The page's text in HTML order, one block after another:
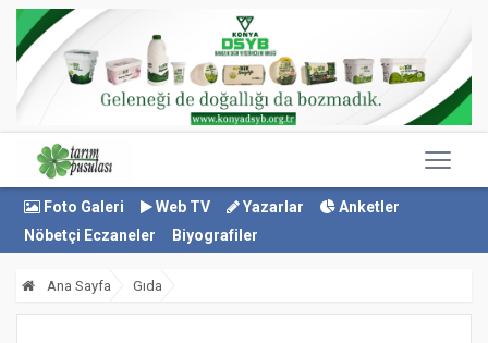
Foto Galeri Web TV Yazarlar
Anketler
Nöbetçi Eczaneler
Biyografiler
Ana Sayfa Gıda